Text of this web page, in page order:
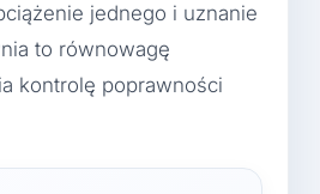
jednego i uznanie
to równowagę
kontrolę poprawności